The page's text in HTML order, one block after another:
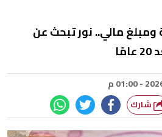
مالي.. نور تبحث عن